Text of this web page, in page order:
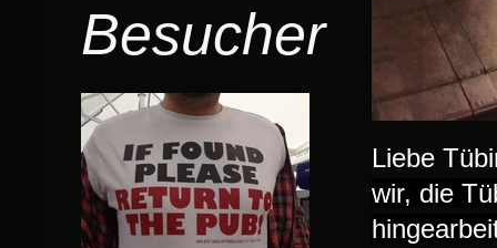
Liebe
wir, die
Besucher